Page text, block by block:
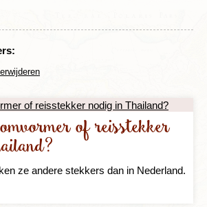
of reisstekker
ze andere stekkers dan in Nederland.